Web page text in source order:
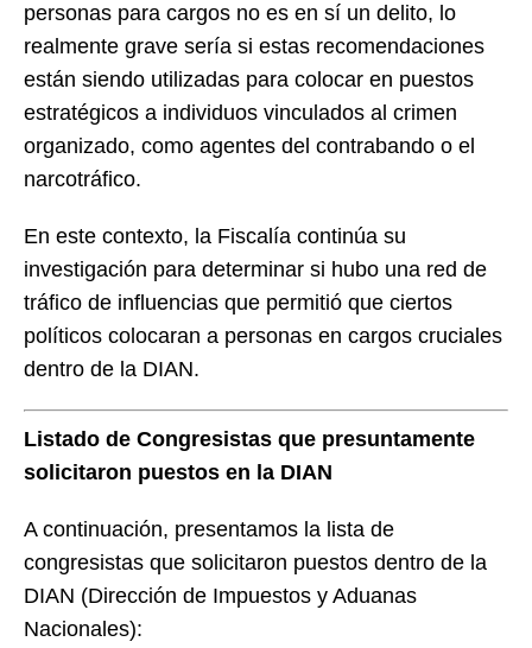
personas para cargos no es en sí un delito, lo
realmente grave sería si estas recomendaciones
están siendo utilizadas para colocar en puestos
estratégicos a individuos vinculados al crimen
organizado, como agentes del contrabando o el
narcotráfico.
En este contexto, la Fiscalía continúa su
investigación para determinar si hubo una red de
tráfico de influencias que permitió que ciertos
políticos colocaran a personas en cargos cruciales
dentro de la DIAN.
Listado de Congresistas que presuntamente
solicitaron puestos en la DIAN
A continuación, presentamos la lista de
congresistas que solicitaron puestos dentro de la
DIAN (Dirección de Impuestos y Aduanas
Nacionales):